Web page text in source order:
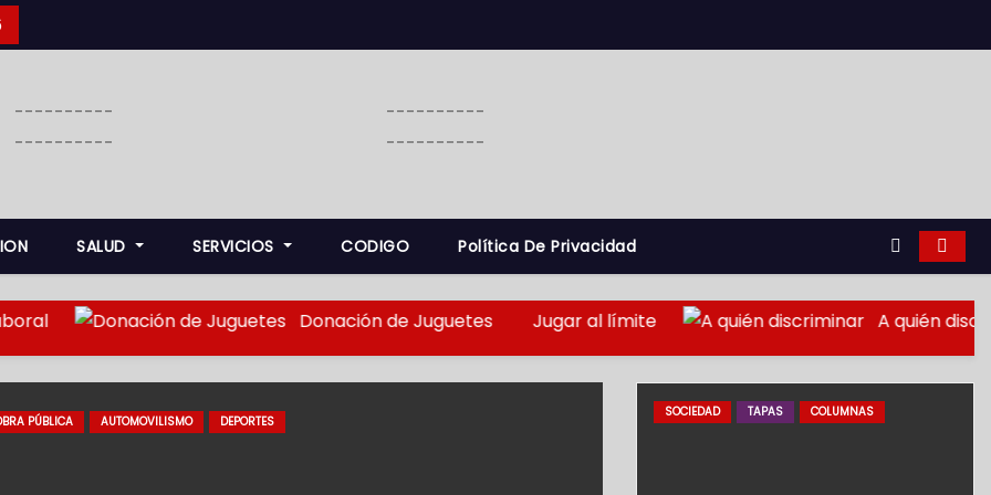
----------
----------
----------
----------
SALUD SERVICIOS CODIGO Política De Privacidad
Donación de Juguetes Jugar al límite A quién
DEPORTES BOMBEROS EMERGENCIAS
SOCIEDAD TAPAS COLUMNAS